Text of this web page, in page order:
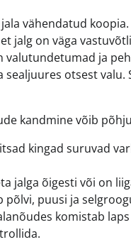
vähendatud
jalg on väga
valutundetumad ja
sealjuures otsest
kandmine võib
kingad suruvad
jalga õigesti või on
põlvi, puusi ja
komistab